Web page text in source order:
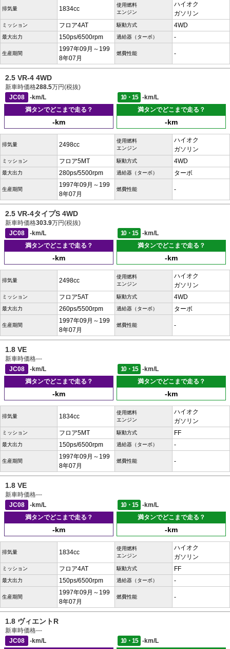
排気量 1834cc
使用燃料
エンジン
ハイオク
ガソリン
ミッション フロア4AT 駆動方式 4WD
最大出力 150ps/6500rpm 過給器（ターボ） -
生産期間
1997年09月～199
8年07月
燃費性能 -
2.5 VR-4 4WD
新車時価格288.5万円(税抜)
JC08
-km/L 10・15
-km/L
満タンでどこまで走る？
-km
満タンでどこまで走る？
-km
排気量 2498cc
使用燃料
エンジン
ハイオク
ガソリン
ミッション フロア5MT 駆動方式 4WD
最大出力 280ps/5500rpm 過給器（ターボ） ターボ
生産期間
1997年09月～199
8年07月
燃費性能 -
2.5 VR-4タイプS 4WD
新車時価格303.9万円(税抜)
JC08
-km/L 10・15
-km/L
満タンでどこまで走る？
-km
満タンでどこまで走る？
-km
排気量 2498cc
使用燃料
エンジン
ハイオク
ガソリン
ミッション フロア5AT 駆動方式 4WD
最大出力 260ps/5500rpm 過給器（ターボ） ターボ
生産期間
1997年09月～199
8年07月
燃費性能 -
1.8 VE
新車時価格---
JC08
-km/L 10・15
-km/L
満タンでどこまで走る？
-km
満タンでどこまで走る？
-km
排気量 1834cc
使用燃料
エンジン
ハイオク
ガソリン
ミッション フロア5MT 駆動方式 FF
最大出力 150ps/6500rpm 過給器（ターボ） -
生産期間
1997年09月～199
8年07月
燃費性能 -
1.8 VE
新車時価格---
JC08
-km/L 10・15
-km/L
満タンでどこまで走る？
-km
満タンでどこまで走る？
-km
排気量 1834cc
使用燃料
エンジン
ハイオク
ガソリン
ミッション フロア4AT 駆動方式 FF
最大出力 150ps/6500rpm 過給器（ターボ） -
生産期間
1997年09月～199
8年07月
燃費性能 -
1.8 ヴィエントR
新車時価格---
JC08
-km/L 10・15
-km/L